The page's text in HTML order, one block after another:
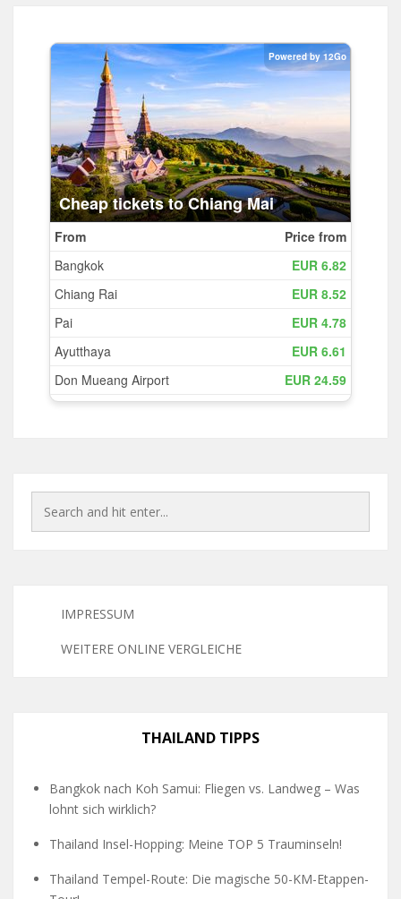
IMPRESSUM
WEITERE ONLINE VERGLEICHE
THAILAND TIPPS
Bangkok nach Koh Samui: Fliegen vs. Landweg – Was
lohnt sich wirklich?
Thailand Insel-Hopping: Meine TOP 5 Trauminseln!
Thailand Tempel-Route: Die magische 50-KM-Etappen-